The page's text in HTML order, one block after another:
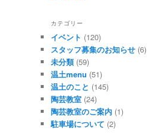
カテゴリー
イベント (120)
スタッフ募集のお知らせ (6)
未分類(59)
温土menu (51)
温土のこと (145)
陶芸教室 (24)
陶芸教室のご案内 (1)
駐車場について (2)